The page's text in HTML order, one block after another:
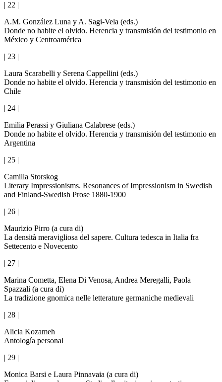
| 22 |
A.M. González Luna y A. Sagi-Vela (eds.)
Donde no habite el olvido. Herencia y transmisión del testimonio en
México y Centroamérica
| 23 |
Laura Scarabelli y Serena Cappellini (eds.)
Donde no habite el olvido. Herencia y transmisión del testimonio en
Chile
| 24 |
Emilia Perassi y Giuliana Calabrese (eds.)
Donde no habite el olvido. Herencia y transmisión del testimonio en
Argentina
| 25 |
Camilla Storskog
Literary Impressionisms. Resonances of Impressionism in Swedish
and Finland-Swedish Prose 1880-1900
| 26 |
Maurizio Pirro (a cura di)
La densità meravigliosa del sapere. Cultura tedesca in Italia fra
Settecento e Novecento
| 27 |
Marina Cometta, Elena Di Venosa, Andrea Meregalli, Paola
Spazzali (a cura di)
La tradizione gnomica nelle letterature germaniche medievali
| 28 |
Alicia Kozameh
Antología personal
| 29 |
Monica Barsi e Laura Pinnavaia (a cura di)